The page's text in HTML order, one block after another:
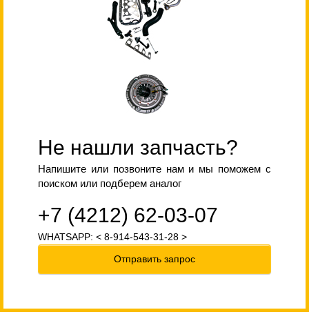
Не нашли запчасть?
Напишите или позвоните нам и мы поможем с
поиском или подберем аналог
+7 (4212) 62-03-07
WHATSAPP: < 8-914-543-31-28 >
Отправить запрос